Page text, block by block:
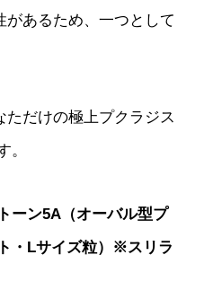
あるため、一つとして
だけの極上プクラジス
。
ーン5A（オーバル型プ
・Lサイズ粒）※スリラ